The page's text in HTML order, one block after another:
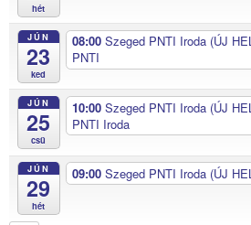
hét
JÚN
23
ked
08:00 Szeged PNTI Iroda (ÚJ
PNTI
JÚN
25
csü
10:00 Szeged PNTI Iroda (ÚJ
PNTI Iroda
JÚN
29
hét
09:00 Szeged PNTI Iroda (ÚJ